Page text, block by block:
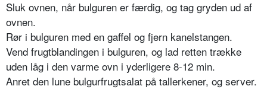
Sluk ovnen, når bulguren er færdig, og tag gryden ud af
ovnen.
Rør i bulguren med en gaffel og fjern kanelstangen.
Vend frugtblandingen i bulguren, og lad retten trække
uden låg i den varme ovn i yderligere 8-12 min.
Anret den lune bulgurfrugtsalat på tallerkener, og server.